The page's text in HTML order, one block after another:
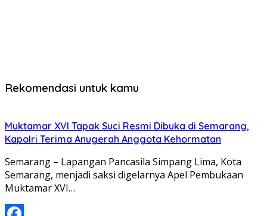
Rekomendasi untuk kamu
Muktamar XVI Tapak Suci Resmi Dibuka di Semarang,
Kapolri Terima Anugerah Anggota Kehormatan
Semarang – Lapangan Pancasila Simpang Lima, Kota
Semarang, menjadi saksi digelarnya Apel Pembukaan
Muktamar XVI…